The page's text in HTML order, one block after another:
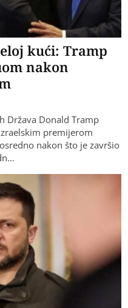
kući: Tramp
nakon
Država Donald Tramp
premijerom
nakon što je završio